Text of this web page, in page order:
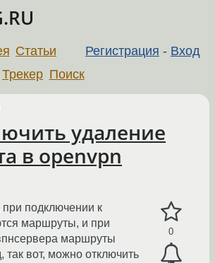
Регистрация - Вход
Статьи
Трекер Поиск
удаление
в openvpn
0
при подключении к
маршруты, и при
маршруты
так вот, можно отключить